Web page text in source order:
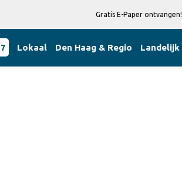
Gratis E-Paper ontvangen!
Lokaal Den Haag & Regio Landelijk